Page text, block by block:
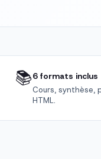
📚6 formats inclus
Cours, synthèse,
HTML.